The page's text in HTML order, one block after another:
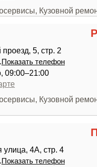
Кузовной
5, стр. 2
Показать телефон
09:00–21:00
Кузовной
4А, стр. 4
Показать телефон